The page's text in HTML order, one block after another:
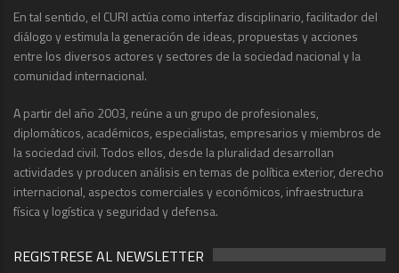
En tal sentido, el CURI actúa como interfaz disciplinario, facilitador del
diálogo y estimula la generación de ideas, propuestas y acciones
entre los diversos actores y sectores de la sociedad nacional y la
comunidad internacional.
A partir del año 2003, reúne a un grupo de profesionales,
diplomáticos, académicos, especialistas, empresarios y miembros de
la sociedad civil. Todos ellos, desde la pluralidad desarrollan
actividades y producen análisis en temas de política exterior, derecho
internacional, aspectos comerciales y económicos, infraestructura
física y logística y seguridad y defensa.
REGISTRESE AL NEWSLETTER